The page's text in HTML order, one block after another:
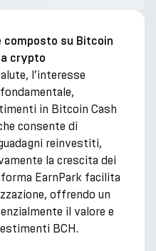
composto su Bitcoin
crypto
l’interesse
in Bitcoin Cash
consente di
reinvestiti,
la crescita dei
EarnPark facilita
offrendo un
il valore e
BCH.